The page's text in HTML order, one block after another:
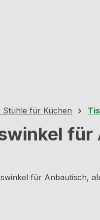
Stühle für Küchen
für